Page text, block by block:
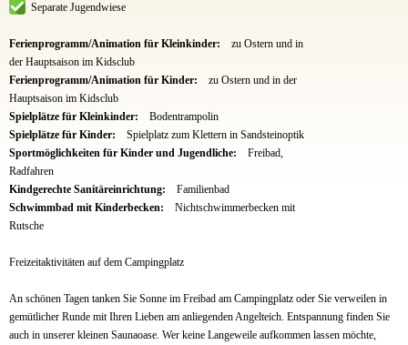
Separate Jugendwiese
Ferienprogramm/Animation für Kleinkinder:
zu Ostern und in
der Hauptsaison im Kidsclub
Ferienprogramm/Animation für Kinder:
zu Ostern und in der
Hauptsaison im Kidsclub
Spielplätze für Kleinkinder:
Bodentrampolin
Spielplätze für Kinder:
Spielplatz zum Klettern in Sandsteinoptik
Sportmöglichkeiten für Kinder und Jugendliche:
Freibad,
Radfahren
Kindgerechte Sanitäreinrichtung:
Familienbad
Schwimmbad mit Kinderbecken:
Nichtschwimmerbecken mit
Rutsche
Freizeitaktivitäten auf dem Campingplatz
An schönen Tagen tanken Sie Sonne im Freibad am Campingplatz oder Sie verweilen in
gemütlicher Runde mit Ihren Lieben am anliegenden Angelteich. Entspannung finden Sie
auch in unserer kleinen Saunaoase. Wer keine Langeweile aufkommen lassen möchte,